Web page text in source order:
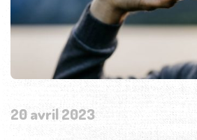
20 avril 2023